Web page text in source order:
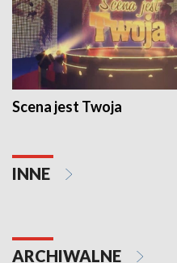
Scena jest Twoja
INNE
ARCHIWALNE